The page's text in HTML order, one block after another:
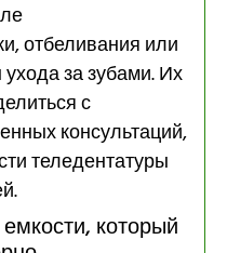
отбеливания или
за зубами. Их
с
консультаций,
теледентатуры
который